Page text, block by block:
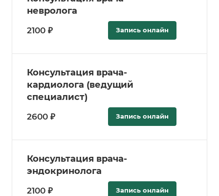
невролога
2100 ₽ Запись онлайн
Консультация врача-
кардиолога (ведущий
специалист)
2600 ₽ Запись онлайн
Консультация врача-
эндокринолога
2100 ₽ Запись онлайн